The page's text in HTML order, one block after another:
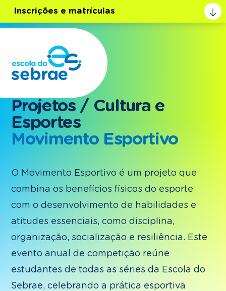
Inscrições e matrículas
Projetos / Cultura e
Esportes
Movimento Esportivo
O Movimento Esportivo é um projeto que
combina os benefícios físicos do esporte
com o desenvolvimento de habilidades e
atitudes essenciais, como disciplina,
organização, socialização e resiliência. Este
evento anual de competição reúne
estudantes de todas as séries da Escola do
Sebrae, celebrando a prática esportiva